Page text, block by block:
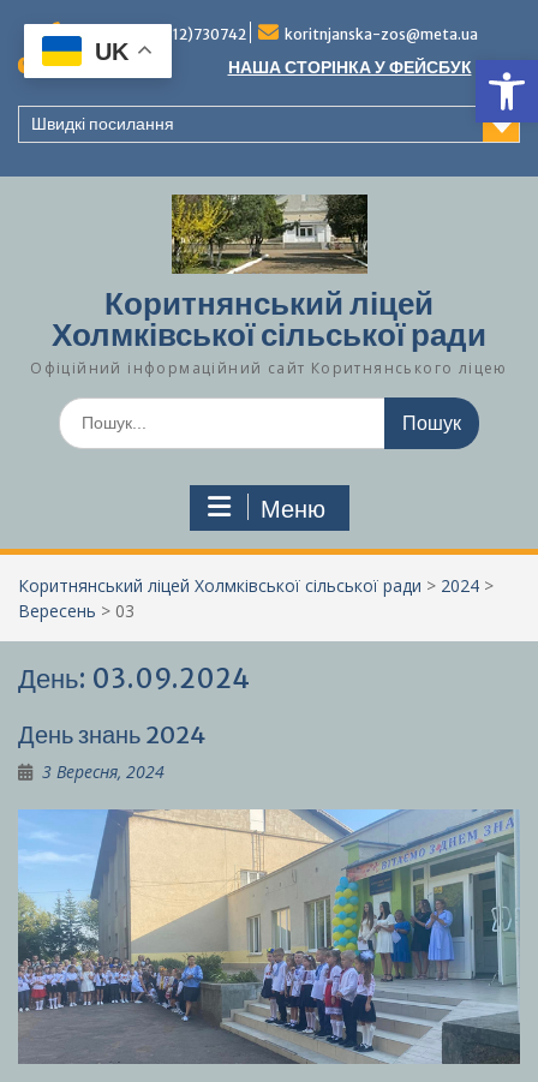
вмісту
Тел./факс (0312)730742 koritnjanska-zos@meta.ua
Повідомлення: НАША СТОРІНКА У ФЕЙСБУК
Швидкі посилання
Коритнянський ліцей
Холмківської сільської ради
Офіційний інформаційний сайт Коритнянського ліцею
Шукати:
Меню
Коритнянський ліцей Холмківської сільської ради > 2024 >
Вересень > 03
День: 03.09.2024
День знань 2024
3 Вересня, 2024
UK